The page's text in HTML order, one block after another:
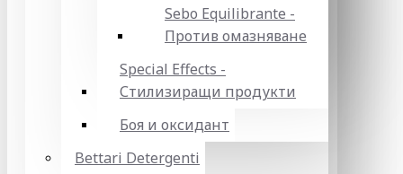
Sebo Equilibrante -
Против омазняване
Special Effects -
Стилизиращи продукти
Боя и оксидант
Bettari Detergenti